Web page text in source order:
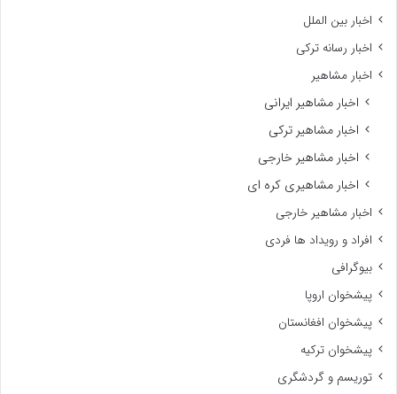
اخبار بین الملل
اخبار رسانه ترکی
اخبار مشاهیر
اخبار مشاهیر ایرانی
اخبار مشاهیر ترکی
اخبار مشاهیر خارجی
اخبار مشاهیری کره ای
اخبار مشاهیر خارجی
افراد و رویداد ها فردی
بیوگرافی
پیشخوان اروپا
پیشخوان افغانستان
پیشخوان ترکیه
توریسم و گردشگری